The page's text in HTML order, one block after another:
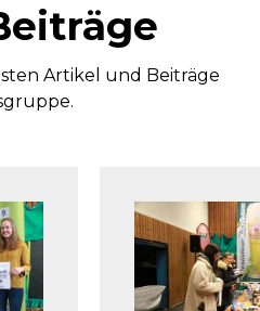
Artikel und Beiträge